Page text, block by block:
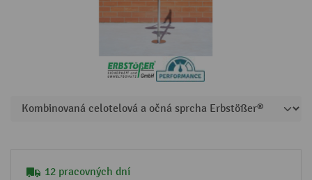
12 pracovných dní